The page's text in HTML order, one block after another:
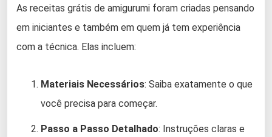
As receitas grátis de amigurumi foram criadas pensando
em iniciantes e também em quem já tem experiência
com a técnica. Elas incluem:
Materiais Necessários: Saiba exatamente o que
você precisa para começar.
Passo a Passo Detalhado: Instruções claras e